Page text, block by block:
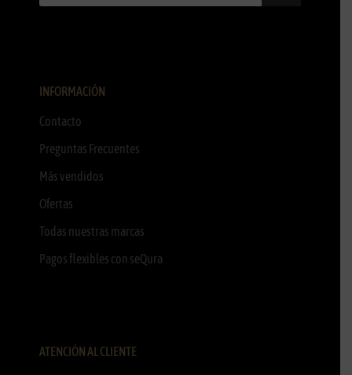
INFORMACIÓN
Contacto
Preguntas Frecuentes
Más vendidos
Ofertas
Todas nuestras marcas
Pagos flexibles con seQura
ATENCIÓN AL CLIENTE